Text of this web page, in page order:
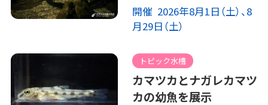
開催 2026年8月1日（土）、8
月29日（土）
トピック水槽
カマツカとナガレカマツ
カの幼魚を展示